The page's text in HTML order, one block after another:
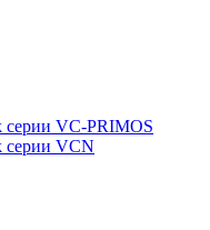
VC-PRIMOS
серии VCN